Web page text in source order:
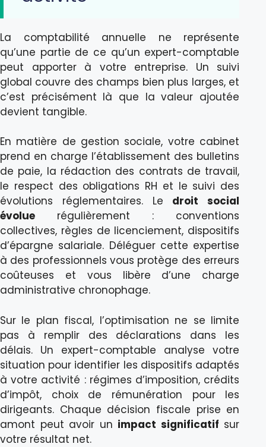
La comptabilité annuelle ne représente
qu’une partie de ce qu’un expert-comptable
peut apporter à votre entreprise. Un suivi
global couvre des champs bien plus larges, et
c’est précisément là que la valeur ajoutée
devient tangible.
En matière de gestion sociale, votre cabinet
prend en charge l’établissement des bulletins
de paie, la rédaction des contrats de travail,
le respect des obligations RH et le suivi des
évolutions réglementaires. Le droit social
évolue régulièrement : conventions
collectives, règles de licenciement, dispositifs
d’épargne salariale. Déléguer cette expertise
à des professionnels vous protège des erreurs
coûteuses et vous libère d’une charge
administrative chronophage.
Sur le plan fiscal, l’optimisation ne se limite
pas à remplir des déclarations dans les
délais. Un expert-comptable analyse votre
situation pour identifier les dispositifs adaptés
à votre activité : régimes d’imposition, crédits
d’impôt, choix de rémunération pour les
dirigeants. Chaque décision fiscale prise en
amont peut avoir un impact significatif sur
votre résultat net.